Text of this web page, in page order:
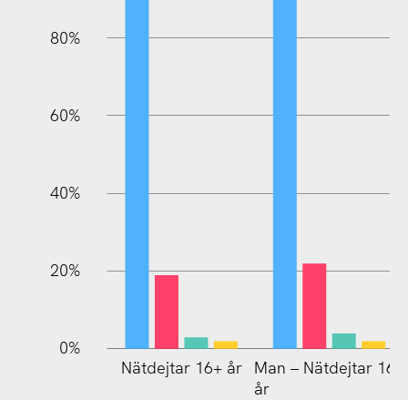
80%
60%
40%
20%
0%
Kvinna – Nätdejtar
16+ år
Nätdejtar 16+ år
Man – Nätdejtar 16+
år